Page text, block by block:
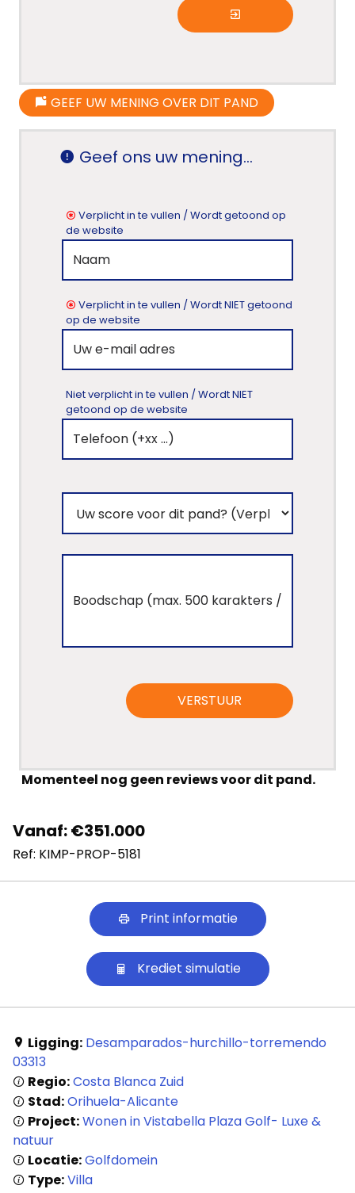
GEEF UW MENING OVER DIT PAND
Geef ons uw mening...
Verplicht in te vullen / Wordt getoond op
de website
Verplicht in te vullen / Wordt NIET getoond
op de website
Niet verplicht in te vullen / Wordt NIET
getoond op de website
VERSTUUR
Momenteel nog geen reviews voor dit pand.
Vanaf: €351.000
Ref: KIMP-PROP-5181
Print informatie
Krediet simulatie
Ligging: Desamparados-hurchillo-torremendo
03313
Regio:Costa Blanca Zuid
Stad:Orihuela-Alicante
Project:Wonen in Vistabella Plaza Golf- Luxe &
natuur
Locatie:Golfdomein
Type:Villa